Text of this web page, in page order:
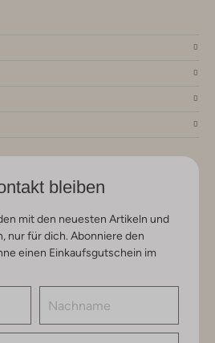
bleiben
mit den neuesten Artikeln und
nur für dich. Abonniere den
einen Einkaufsgutschein im